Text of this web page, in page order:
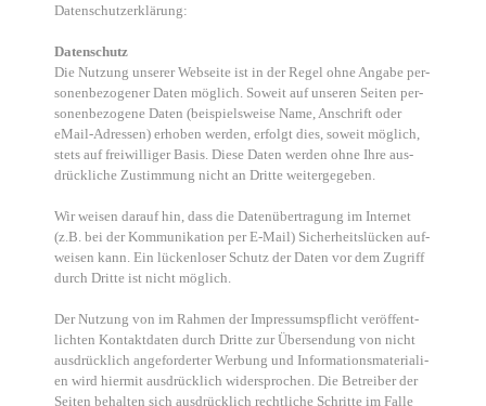
Daten­schutz­er­klä­rung:
Daten­schutz
Die Nut­zung unse­rer Web­sei­te ist in der Regel ohne Anga­be per­
so­nen­be­zo­ge­ner Daten mög­lich. Soweit auf unse­ren Sei­ten per­
so­nen­be­zo­ge­ne Daten (bei­spiels­wei­se Name, Anschrift oder
eMail-Adres­sen) erho­ben wer­den, erfolgt dies, soweit mög­lich,
stets auf frei­wil­li­ger Basis. Die­se Daten wer­den ohne Ihre aus­
drück­li­che Zustim­mung nicht an Drit­te wei­ter­ge­ge­ben.
Wir wei­sen dar­auf hin, dass die Daten­über­tra­gung im Inter­net
(z.B. bei der Kom­mu­ni­ka­ti­on per E-Mail) Sicher­heits­lü­cken auf­
wei­sen kann. Ein lücken­lo­ser Schutz der Daten vor dem Zugriff
durch Drit­te ist nicht mög­lich.
Der Nut­zung von im Rah­men der Impres­sums­pflicht ver­öf­fent­
lich­ten Kon­takt­da­ten durch Drit­te zur Über­sen­dung von nicht
aus­drück­lich ange­for­der­ter Wer­bung und Infor­ma­ti­ons­ma­te­ria­li­
en wird hier­mit aus­drück­lich wider­spro­chen. Die Betrei­ber der
Sei­ten behal­ten sich aus­drück­lich recht­li­che Schrit­te im Fal­le